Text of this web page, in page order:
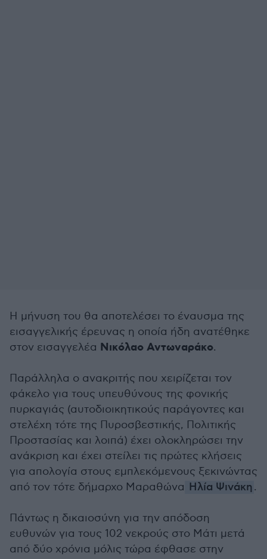
Η μήνυση του θα αποτελέσει το έναυσμα της
εισαγγελικής έρευνας η οποία ήδη ανατέθηκε
στον εισαγγελέα Νικόλαο Αντωναράκο.
Παράλληλα ο ανακριτής που χειρίζεται τον
φάκελο για τους υπευθύνους της φονικής
πυρκαγιάς (αυτοδιοικητικούς παράγοντες και
στελέχη τότε της Πυροσβεστικής, Πολιτικής
Προστασίας και λοιπά) έχει ολοκληρώσει την
ανάκριση και έχει στείλει τις πρώτες κλήσεις
για απολογία στους εμπλεκόμενους ξεκινώντας
από τον τότε δήμαρχο Μαραθώνα Ηλία Ψινάκη.
Πάντως η δικαιοσύνη για την απόδοση
ευθυνών για τους 102 νεκρούς στο Μάτι μετά
από δύο χρόνια μόλις τώρα έφθασε στην